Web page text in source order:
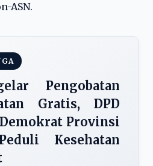
ASN.
Pengobatan
Gratis, DPD
Provinsi
Kesehatan